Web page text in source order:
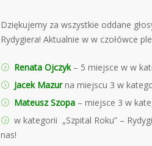
Dziękujemy za wszystkie oddane
Rydygiera! Aktualnie w w czołówce
Renata Ojczyk– 5 miejsce w w
Jacek Mazurna miejscu 3 w
Mateusz Szopa – miejsce 3 w
w kategorii „Szpital Roku” –
nas!